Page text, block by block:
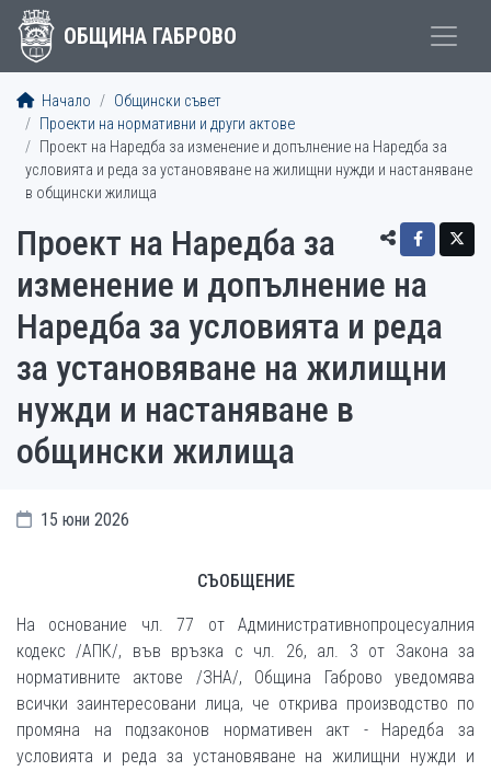
ОБЩИНА ГАБРОВО
Начало
Общински съвет
Проекти на нормативни и други актове
Проект на Наредба за изменение и допълнение на Наредба за
условията и реда за установяване на жилищни нужди и настаняване
в общински жилища
Проект на Наредба за
изменение и допълнение на
Наредба за условията и реда
за установяване на жилищни
нужди и настаняване в
общински жилища
15 юни 2026
СЪОБЩЕНИЕ
На основание чл. 77 от Административнопроцесуалния
кодекс /АПК/, във връзка с чл. 26, ал. 3 от Закона за
нормативните актове /ЗНА/, Община Габрово уведомява
всички заинтересовани лица, че открива производство по
промяна на подзаконов нормативен акт - Наредба за
условията и реда за установяване на жилищни нужди и